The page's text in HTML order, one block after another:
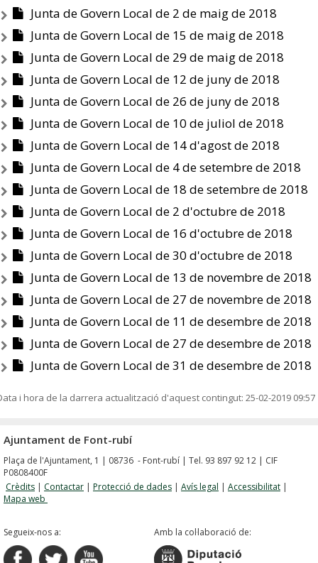
Junta de Govern Local de 2 de maig de 2018
Junta de Govern Local de 15 de maig de 2018
Junta de Govern Local de 29 de maig de 2018
Junta de Govern Local de 12 de juny de 2018
Junta de Govern Local de 26 de juny de 2018
Junta de Govern Local de 10 de juliol de 2018
Junta de Govern Local de 14 d'agost de 2018
Junta de Govern Local de 4 de setembre de 2018
Junta de Govern Local de 18 de setembre de 2018
Junta de Govern Local de 2 d'octubre de 2018
Junta de Govern Local de 16 d'octubre de 2018
Junta de Govern Local de 30 d'octubre de 2018
Junta de Govern Local de 13 de novembre de 2018
Junta de Govern Local de 27 de novembre de 2018
Junta de Govern Local de 11 de desembre de 2018
Junta de Govern Local de 27 de desembre de 2018
Junta de Govern Local de 31 de desembre de 2018
i hora de la darrera actualització d'aquest contingut: 25-02-2019 09:57
Ajuntament de Font-rubí
Plaça de l'Ajuntament, 1 | 08736 - Font-rubí | Tel. 93 897 92 12 | CIF
P0808400F
Crèdits | Contactar | Protecció de dades | Avís legal | Accessibilitat |
Mapa web
Segueix-nos a: Amb la col·laboració de: